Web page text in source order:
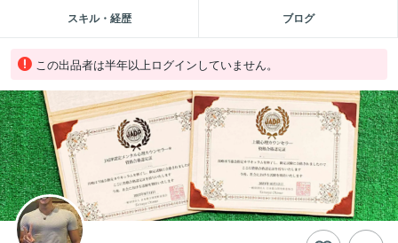
スキル・経歴 ブログ
この出品者は半年以上ログインしていません。